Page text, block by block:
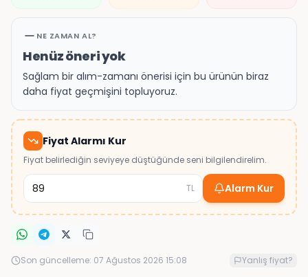
NE ZAMAN AL?
Henüz öneri yok
Sağlam bir alım-zamanı önerisi için bu ürünün biraz
daha fiyat geçmişini topluyoruz.
Fiyat Alarmı Kur
Fiyat belirlediğin seviyeye düştüğünde seni bilgilendirelim.
TL Alarm Kur
Son güncelleme: 07 Ağustos 2026 15:08 Yanlış fiyat?